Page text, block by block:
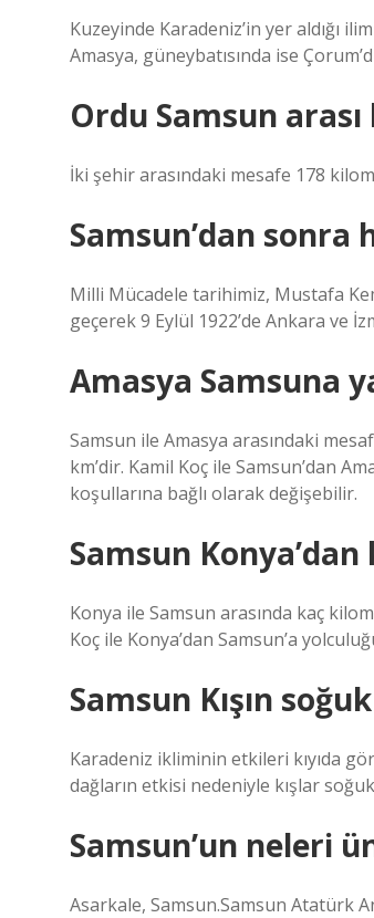
Kuzeyinde Karadeniz’in yer aldığı
Amasya, güneybatısında ise
Ordu Samsun
İki şehir arasındaki mesafe 178
Samsun’dan sonra
Milli Mücadele tarihimiz, Mustafa
geçerek 9 Eylül 1922’de Ankara ve
Amasya Samsuna
Samsun ile Amasya arasındaki
km’dir. Kamil Koç ile Samsun’dan
koşullarına bağlı olarak değişebilir.
Samsun
Konya ile Samsun arasında kaç
Koç ile Konya’dan Samsun’a
Samsun Kışın
Karadeniz ikliminin etkileri kıyıda
dağların etkisi nedeniyle kışlar
Samsun’un neleri
Asarkale, Samsun.Samsun Atatürk